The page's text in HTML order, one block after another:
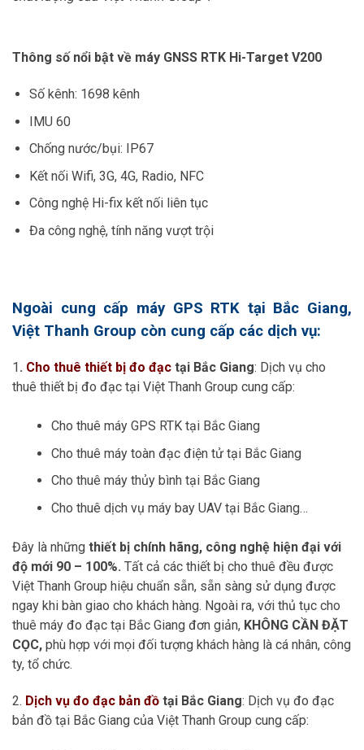
Thông số nổi bật về máy GNSS RTK Hi-Target V200
Số kênh: 1698 kênh
IMU 60
Chống nước/bụi: IP67
Kết nối Wifi, 3G, 4G, Radio, NFC
Công nghệ Hi-fix kết nối liên tục
Đa công nghệ, tính năng vượt trội
Ngoài cung cấp máy GPS RTK tại Bắc Giang,
Việt Thanh Group còn cung cấp các dịch vụ:
1 . Cho thuê thiết bị đo đạc tại Bắc Giang: Dịch vụ cho
thuê thiết bị đo đạc tại Việt Thanh Group cung cấp:
Cho thuê máy GPS RTK tại Bắc Giang
Cho thuê máy toàn đạc điện tử tại Bắc Giang
Cho thuê máy thủy bình tại Bắc Giang
Cho thuê dịch vụ máy bay UAV tại Bắc Giang…
Đây là những thiết bị chính hãng, công nghệ hiện đại với
độ mới 90 – 100%. Tất cả các thiết bị cho thuê đều được
Việt Thanh Group hiệu chuẩn sẵn, sẵn sàng sử dụng được
ngay khi bàn giao cho khách hàng. Ngoài ra, với thủ tục cho
thuê máy đo đạc tại Bắc Giang đơn giản, KHÔNG CẦN ĐẶT
CỌC, phù hợp với mọi đối tượng khách hàng là cá nhân, công
ty, tổ chức.
2. Dịch vụ đo đạc bản đồ tại Bắc Giang: Dịch vụ đo đạc
bản đồ tại Bắc Giang của Việt Thanh Group cung cấp: